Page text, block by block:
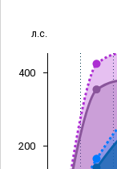
л.с.
200
400